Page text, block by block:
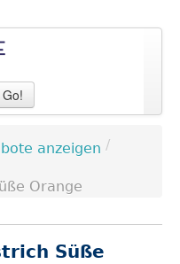
Go!
anzeigen /
Orange
Süße